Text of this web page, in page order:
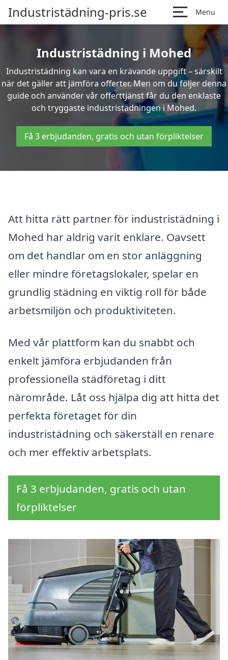
Industristädning-pris.se Menu
Industristädning i Mohed
Industristädning kan vara en krävande uppgift – särskilt
när det gäller att jämföra offerter. Men om du följer denna
guide och använder vår offerttjänst får du den enklaste
och tryggaste industristädningen i Mohed.
Få 3 erbjudanden, gratis och utan förpliktelser
Att hitta rätt partner för industristädning i
Mohed har aldrig varit enklare. Oavsett
om det handlar om en stor anläggning
eller mindre företagslokaler, spelar en
grundlig städning en viktig roll för både
arbetsmiljön och produktiviteten.
Med vår plattform kan du snabbt och
enkelt jämföra erbjudanden från
professionella städföretag i ditt
närområde. Låt oss hjälpa dig att hitta det
perfekta företaget för din
industristädning och säkerställ en renare
och mer effektiv arbetsplats.
Få 3 erbjudanden, gratis och utan
förpliktelser